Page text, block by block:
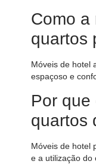
Como a
quartos
Móveis de hotel
espaçoso e
Por
quartos
Móveis de hotel
e a utilização do